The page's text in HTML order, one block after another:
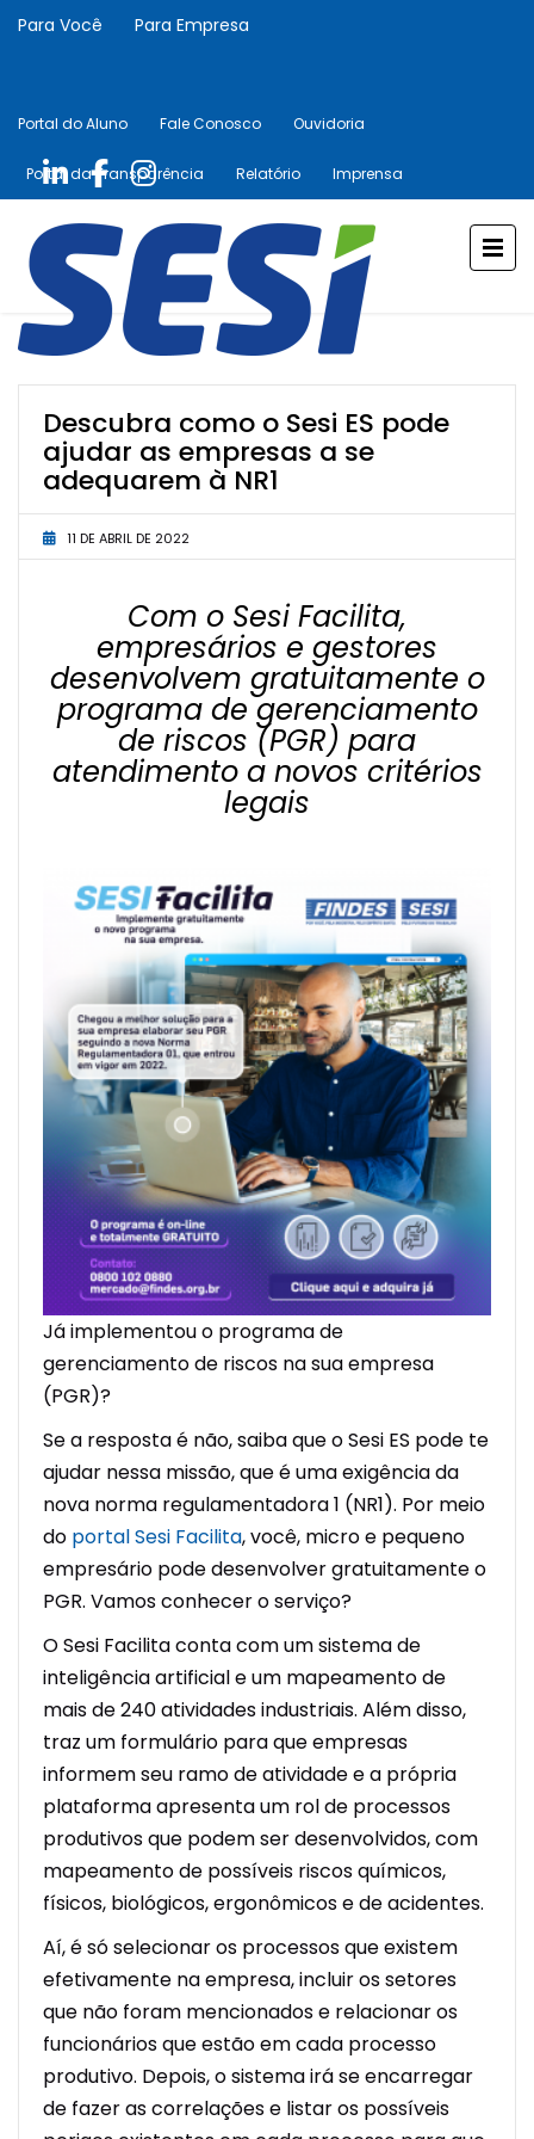
Para Você Para Empresa
Portal do Aluno Fale Conosco Ouvidoria
Portal da Transparência Relatório Imprensa
Descubra como o Sesi ES pode
ajudar as empresas a se
adequarem à NR1
11 DE ABRIL DE 2022
Com o Sesi Facilita,
empresários e gestores
desenvolvem gratuitamente o
programa de gerenciamento
de riscos (PGR) para
atendimento a novos critérios
legais
Já implementou o programa de
gerenciamento de riscos na sua empresa
(PGR)?
Se a resposta é não, saiba que o Sesi ES pode te
ajudar nessa missão, que é uma exigência da
nova norma regulamentadora 1 (NR1). Por meio
do portal Sesi Facilita, você, micro e pequeno
empresário pode desenvolver gratuitamente o
PGR. Vamos conhecer o serviço?
O Sesi Facilita conta com um sistema de
inteligência artificial e um mapeamento de
mais de 240 atividades industriais. Além disso,
traz um formulário para que empresas
informem seu ramo de atividade e a própria
plataforma apresenta um rol de processos
produtivos que podem ser desenvolvidos, com
mapeamento de possíveis riscos químicos,
físicos, biológicos, ergonômicos e de acidentes.
Aí, é só selecionar os processos que existem
efetivamente na empresa, incluir os setores
que não foram mencionados e relacionar os
funcionários que estão em cada processo
produtivo. Depois, o sistema irá se encarregar
de fazer as correlações e listar os possíveis